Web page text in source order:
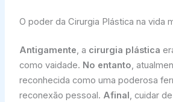
O poder da Cirurgia Plástica na vida
Antigamente , a cirurgia plástica
como vaidade. No entanto ,
reconhecida como uma poderosa
reconexão pessoal. Afinal , cuidar